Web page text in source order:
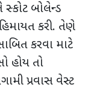
બોલેન્ડ
કરી. તેણે
કરવા માટે
હોય તો
પ્રવાસ વેસ્ટ